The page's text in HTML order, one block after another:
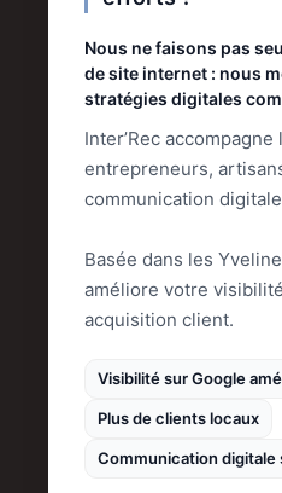
Nous ne faisons pas
de site internet : nous
stratégies digitales
Inter’Rec
entrepreneurs,
communication
Basée dans les
améliore votre
acquisition client.
Visibilité sur Google
Plus de clients locaux
Communication